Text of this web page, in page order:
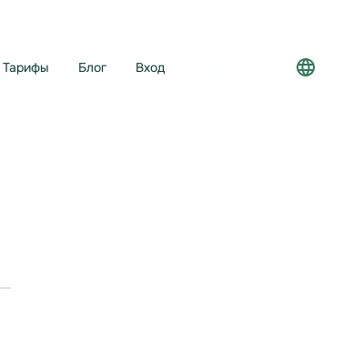
Тарифы Блог Вход